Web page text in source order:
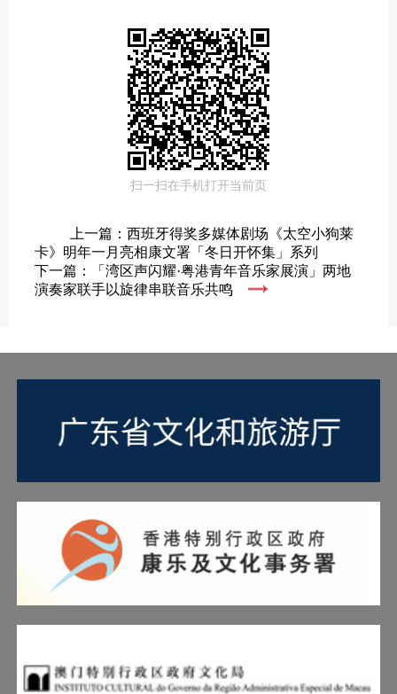
扫一扫在手机打开当前页
上一篇：西班牙得奖多媒体剧场《太空小狗莱
卡》明年一月亮相康文署「冬日开怀集」系列
下一篇：「湾区声闪耀·粤港青年音乐家展演」两地
演奏家联手以旋律串联音乐共鸣